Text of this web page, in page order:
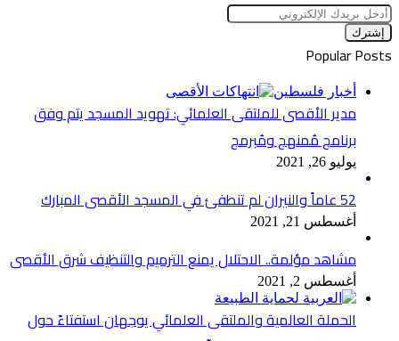
أدخل
بريدك
الإلكتروني
Popular Posts
أخبار فلسطين
مدير الأقصى للملتقى العلمائي: تهويد المسجد يتم وفق
برنامج مُمنهج ومُبرمج
يوليو 26, 2021
52 عاماً والنيران لم تنطفئ في المسجد الأقصى المبارك
أغسطس 21, 2021
مشاهد مؤلمة.. الاحتلال يمنع الترميم والتنظيف شرق الأقصى
أغسطس 2, 2021
الحملة العالمية والملتقى العلمائي يوجهان استفتاءً حول